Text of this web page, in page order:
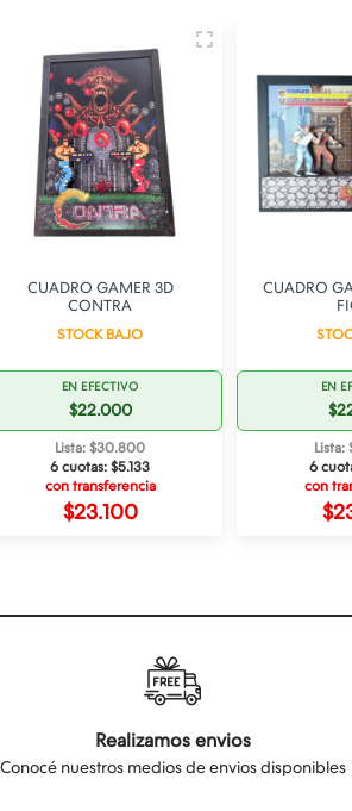
CUADRO GAMER 3D
CONTRA
STOCK BAJO
EN EFECTIVO
$22.000
Lista: $30.800
6 cuotas: $5.133
con transferencia
$23.100
CUADRO
EN
6
con
Realizamos envios
Conocé nuestros medios de envios disponibles